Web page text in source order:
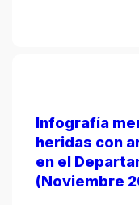
Infografía
heridas con
en el
(Noviembre